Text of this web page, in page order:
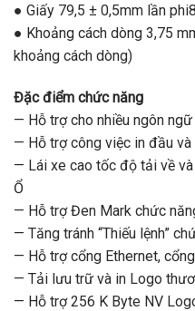
● Giấy 79,5 ± 0,5mm lần
● Khoảng cách dòng 3,75
khoảng cách dòng)
Đặc điểm chức năng
— Hỗ trợ cho nhiều ngôn
— Hỗ trợ công việc in đầu
— Lái xe cao tốc độ tải về
Ổ
— Hỗ trợ Đen Mark chức
— Tăng tránh “Thiếu lệnh”
— Hỗ trợ cổng Ethernet,
— Tải lưu trữ và in Logo
— Hỗ trợ 256 K Byte NV